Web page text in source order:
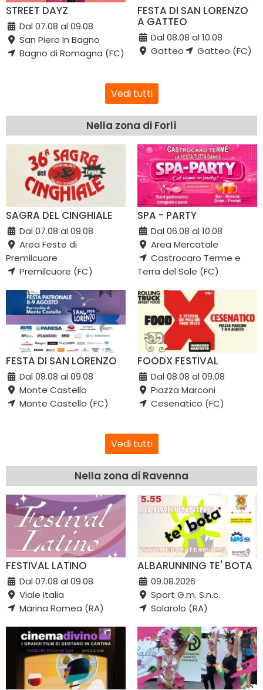
STREET DAYZ
Dal 07.08 al 09.08
San Piero In Bagno
Bagno di Romagna (FC)
FESTA DI SAN LORENZO
A GATTEO
Dal 08.08 al 10.08
Gatteo
Gatteo (FC)
Vedi tutti
Nella zona di Forlì
SAGRA DEL CINGHIALE
Dal 07.08 al 09.08
Area Feste di
Premilcuore
Premilcuore (FC)
SPA - PARTY
Dal 06.08 al 10.08
Area Mercatale
Castrocaro Terme e
Terra del Sole (FC)
FESTA DI SAN LORENZO
Dal 08.08 al 09.08
Monte Castello
Monte Castello (FC)
FOODX FESTIVAL
Dal 08.08 al 09.08
Piazza Marconi
Cesenatico (FC)
Vedi tutti
Nella zona di Ravenna
FESTIVAL LATINO
Dal 07.08 al 09.08
Viale Italia
Marina Romea (RA)
ALBARUNNING TE' BOTA
09.08.2026
Sport G.m. S.n.c.
Solarolo (RA)